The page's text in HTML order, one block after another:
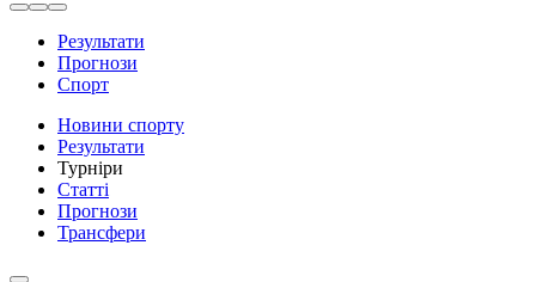
Результати
Прогнози
Спорт
Новини спорту
Результати
Турніри
Статті
Прогнози
Трансфери